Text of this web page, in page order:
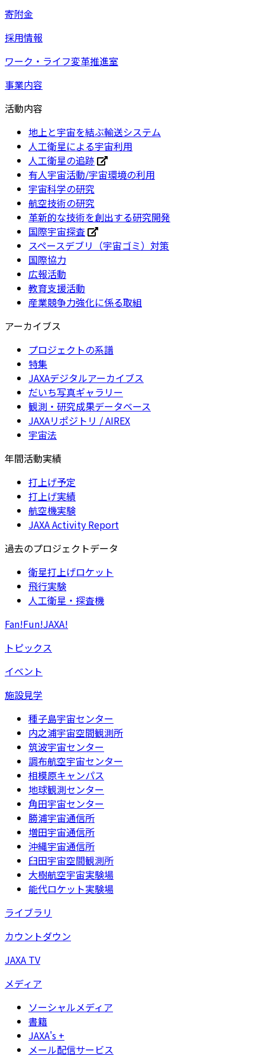
寄附金
採用情報
ワーク・ライフ変革推進室
事業内容
活動内容
地上と宇宙を結ぶ輸送システム
人工衛星による宇宙利用
人工衛星の追跡
有人宇宙活動/宇宙環境の利用
宇宙科学の研究
航空技術の研究
革新的な技術を創出する研究開発
国際宇宙探査
スペースデブリ（宇宙ゴミ）対策
国際協力
広報活動
教育支援活動
産業競争力強化に係る取組
アーカイブス
プロジェクトの系譜
特集
JAXAデジタルアーカイブス
だいち写真ギャラリー
観測・研究成果データベース
JAXAリポジトリ / AIREX
宇宙法
年間活動実績
打上げ予定
打上げ実績
航空機実験
JAXA Activity Report
過去のプロジェクトデータ
衛星打上げロケット
飛行実験
人工衛星・探査機
Fan!Fun!JAXA!
トピックス
イベント
施設見学
種子島宇宙センター
内之浦宇宙空間観測所
筑波宇宙センター
調布航空宇宙センター
相模原キャンパス
地球観測センター
角田宇宙センター
勝浦宇宙通信所
増田宇宙通信所
沖縄宇宙通信所
臼田宇宙空間観測所
大樹航空宇宙実験場
能代ロケット実験場
ライブラリ
カウントダウン
JAXA TV
メディア
ソーシャルメディア
書籍
JAXA's +
メール配信サービス